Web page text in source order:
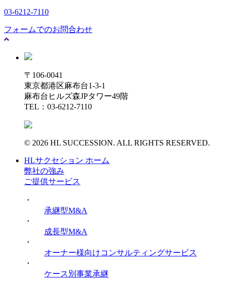
03-6212-7110
フォームでのお問合わせ
〒106-0041
東京都港区麻布台1-3-1
麻布台ヒルズ森JPタワー49階
TEL：03-6212-7110
© 2026 HL SUCCESSION. ALL RIGHTS RESERVED.
HLサクセション ホーム
弊社の強み
ご提供サービス
・
承継型M&A
・
成長型M&A
・
オーナー様向けコンサルティングサービス
・
ケース別事業承継